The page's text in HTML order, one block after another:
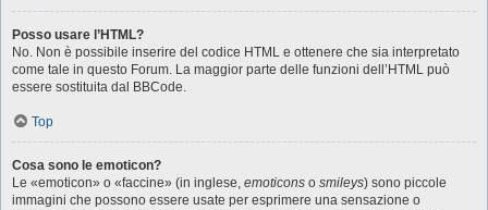
Posso usare l’HTML?
No. Non è possibile inserire del codice HTML e ottenere che sia interpretato
come tale in questo Forum. La maggior parte delle funzioni dell’HTML può
essere sostituita dal BBCode.
Top
Cosa sono le emoticon?
Le «emoticon» o «faccine» (in inglese, emoticons o smileys) sono piccole
immagini che possono essere usate per esprimere una sensazione o